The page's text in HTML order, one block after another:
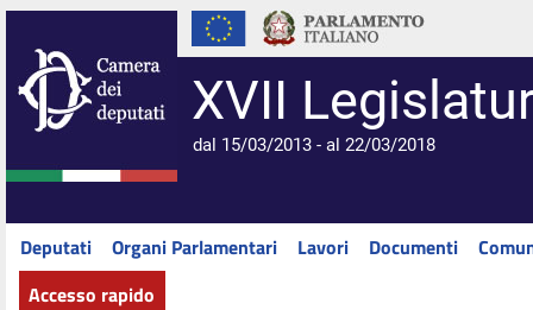
XVII
dal 15/03/2013 - al 22/03/2018
Deputati Organi Parlamentari Lavori Documenti
Accesso rapido